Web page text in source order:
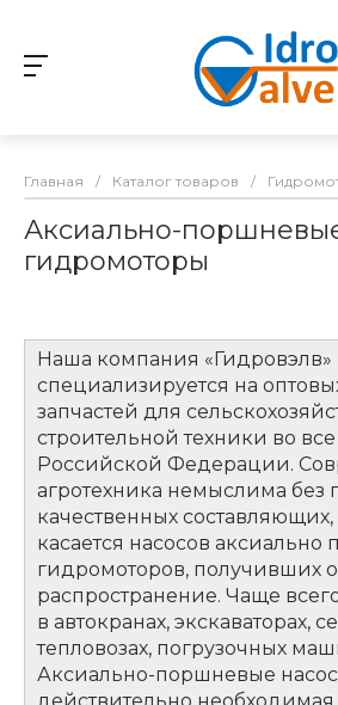
Главная / Каталог товаров /
Аксиально-
гидромоторы
Наша компания «Гидровэлв»
специализируется на
запчастей для
строительной техники во
Российской Федерации.
агротехника немыслима без
качественных составляющих,
касается насосов
гидромоторов, получивших
распространение. Чаще
в автокранах, экскаваторах,
тепловозах, погрузочных
Аксиально-поршневые
действительно